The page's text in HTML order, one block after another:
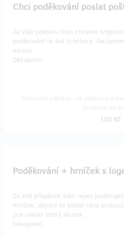
Chci poděkování poslat
Za Vaši podporu Vám chceme
poděkování ve své schránce.
adresu.
Děkujeme!
150 Kč
Poděkování + hrníček s
Za Váš příspěvek Vám nejen
hrníček, abyste se každé ráno
jste udělali dobrý skutek.
Děkujeme!